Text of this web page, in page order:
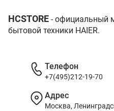
HCSTORE - официальный
бытовой техники HAIER.
Телефон
+7(495)212-19-70
Адрес
Москва,